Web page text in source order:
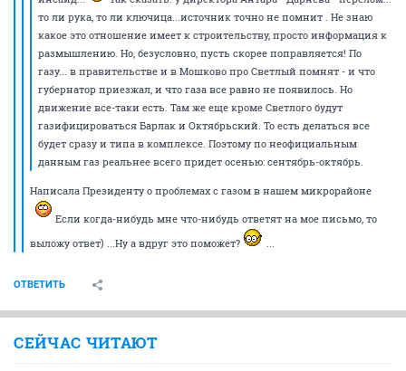
то ли рука, то ли ключица...источник точно не помнит . Не знаю
какое это отношение имеет к строительству, просто информация к
размышлению. Но, безусловно, пусть скорее поправляется! По
газу... в правительстве и в Мошково про Светлый помнят - и что
губернатор приезжал, и что газа все равно не появилось. Но
движение все-таки есть. Там же еще кроме Светлого будут
газифицироваться Барлак и Октябрьский. То есть делаться все
будет сразу и типа в комплексе. Поэтому по неофициальным
данным газ реальнее всего придет осенью: сентябрь-октябрь.
Написала Президенту о проблемах с газом в нашем микрорайоне
Если когда-нибудь мне что-нибудь ответят на мое письмо, то
выложу ответ) ...Ну а вдруг это поможет?
ОТВЕТИТЬ
СЕЙЧАС ЧИТАЮТ